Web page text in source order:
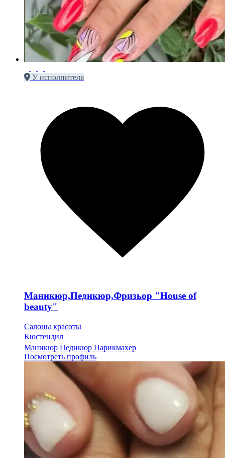
У исполнителя
Маникюр,Педикюр,Фризьор "House of
beauty"
Салоны красоты
Кюстендил
Маникюр Педикюр Парикмахер
Посмотреть профиль